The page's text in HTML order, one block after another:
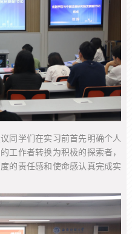
同学们在实习前首先明确个人
工作者转换为积极的探索者，
的责任感和使命感认真完成实